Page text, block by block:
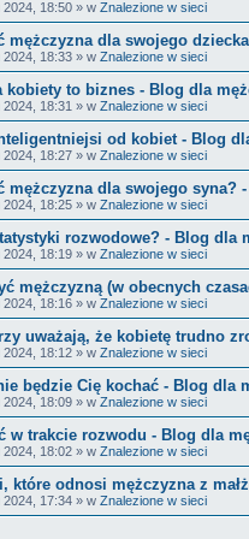
2024, 18:50 » w Znalezione w sieci
mężczyzna dla swojego
2024, 18:33 » w Znalezione w sieci
kobiety to biznes - Blog dla
2024, 18:31 » w Znalezione w sieci
od kobiet - Blog
2024, 18:27 » w Znalezione w sieci
mężczyzna dla swojego syna?
2024, 18:25 » w Znalezione w sieci
rozwodowe? - Blog dla
2024, 18:19 » w Znalezione w sieci
mężczyzną (w obecnych
2024, 18:16 » w Znalezione w sieci
uważają, że kobietę trudno
2024, 18:12 » w Znalezione w sieci
będzie Cię kochać - Blog dla
2024, 18:09 » w Znalezione w sieci
w trakcie rozwodu - Blog dla
2024, 18:02 » w Znalezione w sieci
które odnosi mężczyzna z
2024, 17:34 » w Znalezione w sieci